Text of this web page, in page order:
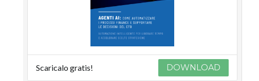
Scaricalo gratis! DOWNLOAD